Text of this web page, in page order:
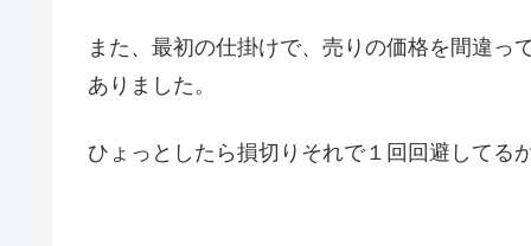
また、最初の仕掛けで、売りの価格を間違
ありました。
ひょっとしたら損切りそれで１回回避してる